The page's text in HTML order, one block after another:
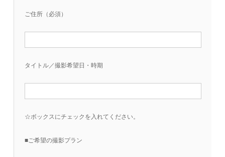
ご住所（必須）
タイトル／撮影希望日・時期
☆ボックスにチェックを入れてください。
■ご希望の撮影プラン